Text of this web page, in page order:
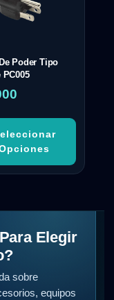
Poder Tipo
PC005
Elegir
sobre
equipos